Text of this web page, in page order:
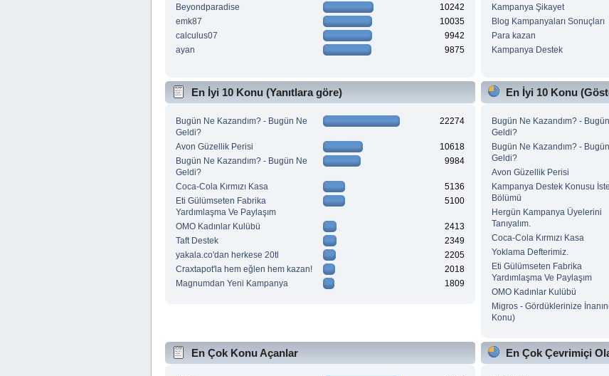
Beyondparadise
10242
emk87
10035
calculus07
9942
ayan
9875
Kampanya Şikayet
Blog Kampanyaları Sonuçları
Para kazan
Kampanya Destek
En İyi 10 Konu (Yanıtlara göre)
Bugün Ne Kazandım? - Bugün Ne
Geldi?
22274
Avon Güzellik Perisi
10618
Bugün Ne Kazandım? - Bugün Ne
Geldi?
9984
Coca-Cola Kırmızı Kasa
5136
Eti Gülümseten Fabrika
Yardımlaşma Ve Paylaşım
5100
OMO Kadınlar Kulübü
2413
Taft Destek
2349
yakala.co'dan herkese 20tl
2205
Craxtapot'la hem eğlen hem kazan!
2018
Magnumdan Yeni Kampanya
1809
En İyi 10 Konu
Bugün Ne Kazandım? -
Geldi?
Bugün Ne Kazandım? -
Geldi?
Avon Güzellik Perisi
Kampanya Destek Konusu
Bölümü
Hergün Kampanya Üyelerini
Tanıyalım.
Coca-Cola Kırmızı Kasa
Yoklama Defterimiz.
Eti Gülümseten Fabrika
Yardımlaşma Ve Paylaşım
OMO Kadınlar Kulübü
Migros - Gördüklerinize
Konu)
En Çok Konu Açanlar En Çok Çevrimiçi